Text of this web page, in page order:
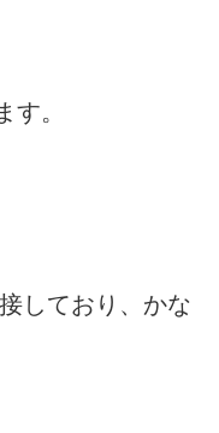
す。
しており、かな